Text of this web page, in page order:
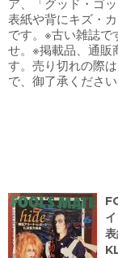
ア、「グッド・ゴ
表紙や背にキズ・
です。※古い雑誌で
せ。※掲載品、通販
す。売り切れの際
で、御了承ください